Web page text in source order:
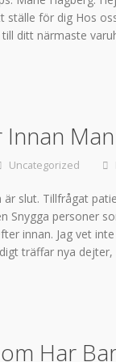
ställe för dig Hos
ditt närmaste
Uncategorized
slut. Tillfrågat
Snygga personer
innan. Jag vet
träffar nya
Har